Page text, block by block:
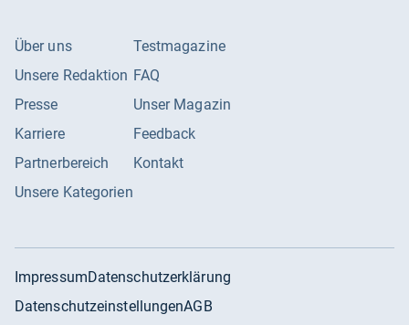
Über uns
Unsere Redaktion
Presse
Karriere
Partnerbereich
Unsere Kategorien
Testmagazine
FAQ
Unser Magazin
Feedback
Kontakt
ImpressumDatenschutzerklärung
DatenschutzeinstellungenAGB